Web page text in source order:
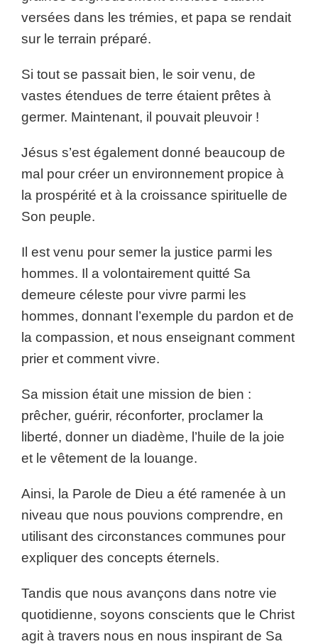
versées dans les trémies, et papa se rendait
sur le terrain préparé.
Si tout se passait bien, le soir venu, de
vastes étendues de terre étaient prêtes à
germer. Maintenant, il pouvait pleuvoir !
Jésus s’est également donné beaucoup de
mal pour créer un environnement propice à
la prospérité et à la croissance spirituelle de
Son peuple.
Il est venu pour semer la justice parmi les
hommes. Il a volontairement quitté Sa
demeure céleste pour vivre parmi les
hommes, donnant l’exemple du pardon et de
la compassion, et nous enseignant comment
prier et comment vivre.
Sa mission était une mission de bien :
prêcher, guérir, réconforter, proclamer la
liberté, donner un diadème, l’huile de la joie
et le vêtement de la louange.
Ainsi, la Parole de Dieu a été ramenée à un
niveau que nous pouvions comprendre, en
utilisant des circonstances communes pour
expliquer des concepts éternels.
Tandis que nous avançons dans notre vie
quotidienne, soyons conscients que le Christ
agit à travers nous en nous inspirant de Sa